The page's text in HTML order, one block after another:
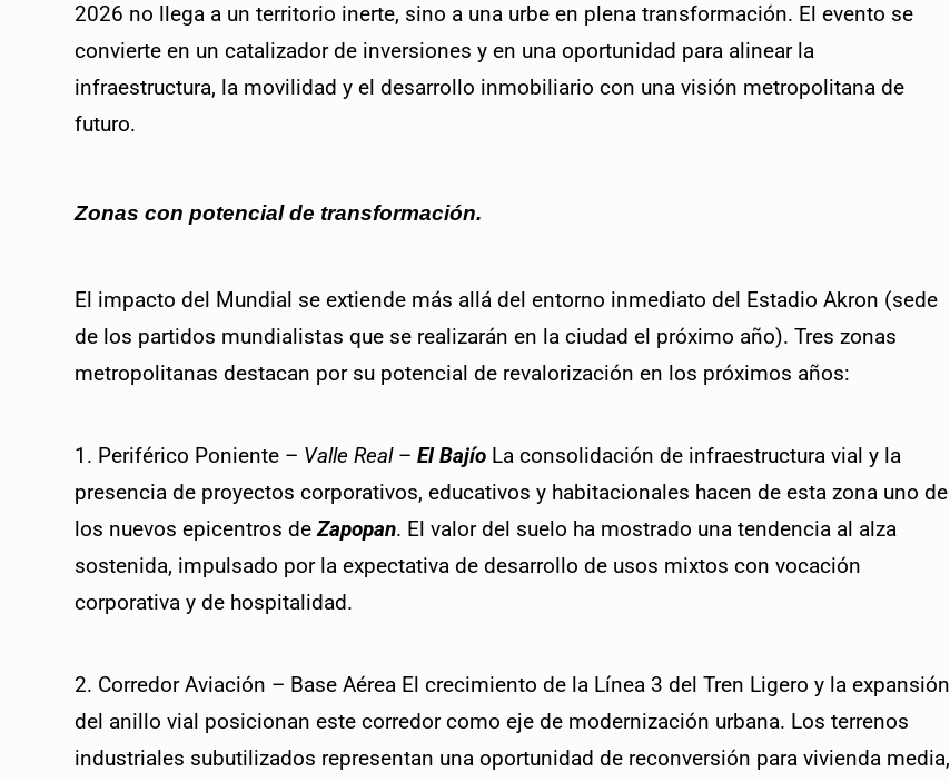
2026 no llega a un territorio inerte, sino a una urbe en plena transformación. El evento se
convierte en un catalizador de inversiones y en una oportunidad para alinear la
infraestructura, la movilidad y el desarrollo inmobiliario con una visión metropolitana de
futuro.
Zonas con potencial de transformación.
El impacto del Mundial se extiende más allá del entorno inmediato del Estadio Akron (sede
de los partidos mundialistas que se realizarán en la ciudad el próximo año). Tres zonas
metropolitanas destacan por su potencial de revalorización en los próximos años:
1. Periférico Poniente – Valle Real – El Bajío La consolidación de infraestructura vial y la
presencia de proyectos corporativos, educativos y habitacionales hacen de esta zona uno de
los nuevos epicentros de Zapopan. El valor del suelo ha mostrado una tendencia al alza
sostenida, impulsado por la expectativa de desarrollo de usos mixtos con vocación
corporativa y de hospitalidad.
2. Corredor Aviación – Base Aérea El crecimiento de la Línea 3 del Tren Ligero y la expansión
del anillo vial posicionan este corredor como eje de modernización urbana. Los terrenos
industriales subutilizados representan una oportunidad de reconversión para vivienda media,